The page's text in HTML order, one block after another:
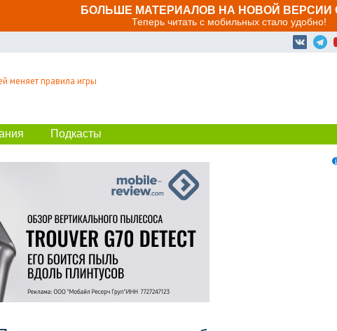
БОЛЬШЕ МАТЕРИАЛОВ НА НОВОЙ ВЕРСИИ
Теперь читать с мобильных стало удобно!
меняет правила игры
Подкасты